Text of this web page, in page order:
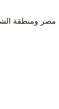
ومنطقة